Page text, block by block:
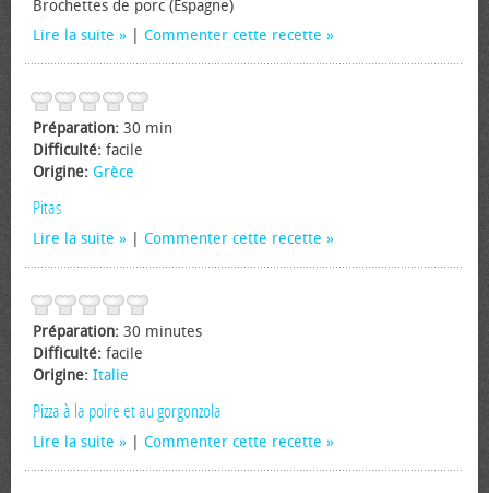
Brochettes de porc (Espagne)
Lire la suite
Commenter cette recette
Préparation: 30 min
Difficulté: facile
Origine: Grèce
Pitas
Lire la suite Commenter cette recette
Préparation: 30 minutes
Difficulté: facile
Origine: Italie
Pizza à la poire et au gorgonzola
Lire la suite Commenter cette recette